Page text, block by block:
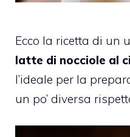
Ecco la ricetta di un
latte di nocciole al
l’ideale per la
un po’ diversa